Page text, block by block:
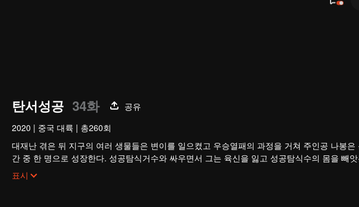
탄서성공 34화
공유
2020 | 중국 대륙 | 총260회
대재난 겪은 뒤 지구의 여러 생물들은 변이를 일으켰고 우승열패의 과정을 거쳐 주인공 나봉
간 중 한 명으로 성장한다. 성공탐식거수와 싸우면서 그는 육신을 잃고 성공탐식수의 몸을 빼
구를 벗어나 우주로 발을 내딛기 시작한다.
표시